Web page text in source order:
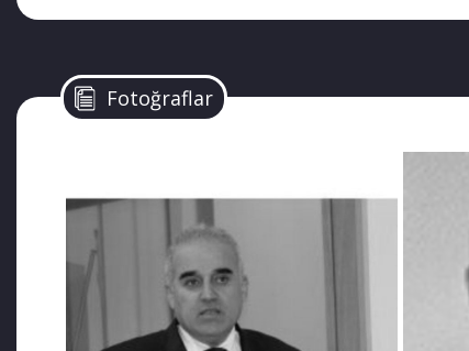
Bu süreçte başka bir KHK ile tüm emeklilik
çalıştı. Zira hastanede tedavi olsaydı, hasta
olamayacaktı. Doğru düzgün bir tedavi
Karakuş’un cenazesi Ankara Karşıyaka
POLİS AKADEMESİ ÖZEL SINIFINI BİTİRDİ
Karakuş, 1963’te Malatya’da doğdu. İlk, orta,
girdi. 1986 yılı Mart’ında mezun oldu. 1988-
Fotoğraflar